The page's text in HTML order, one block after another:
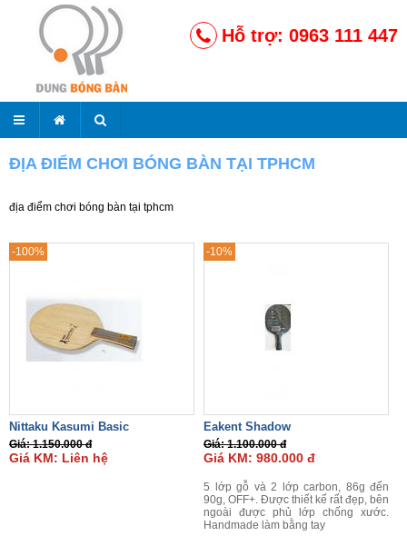
Hỗ trợ: 0963 111 447
ĐỊA ĐIỂM CHƠI BÓNG BÀN TẠI TPHCM
địa điểm chơi bóng bàn tại tphcm
-100%
Nittaku Kasumi Basic
Giá: 1.150.000 đ
Giá KM: Liên hệ
-10%
Eakent Shadow
Giá: 1.100.000 đ
Giá KM: 980.000 đ
5 lớp gỗ và 2 lớp carbon, 86g đến
90g, OFF+. Được thiết kế rất đẹp, bên
ngoài được phủ lớp chống xước.
Handmade làm bằng tay